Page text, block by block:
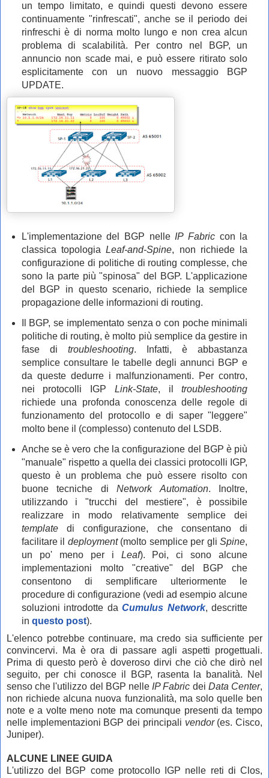
un tempo limitato, e quindi questi devono essere
continuamente "rinfrescati", anche se il periodo dei
rinfreschi è di norma molto lungo e non crea alcun
problema di scalabilità. Per contro nel BGP, un
annuncio non scade mai, e può essere ritirato solo
esplicitamente con un nuovo messaggio BGP
UPDATE.
L'implementazione del BGP nelle IP Fabric con la
classica topologiaLeaf-and-Spine, non richiede la
configurazione di politiche di routing complesse, che
sono la parte più "spinosa" del BGP. L'applicazione
del BGP in questo scenario, richiede la semplice
propagazione delle informazioni di routing.
Il BGP, se implementato senza o con poche minimali
politiche di routing, è molto più semplice da gestire in
fase di troubleshooting. Infatti, è abbastanza
semplice consultare le tabelle degli annunci BGP e
da queste dedurre i malfunzionamenti. Per contro,
nei protocolli IGP Link-State, iltroubleshooting
richiede una profonda conoscenza delle regole di
funzionamento del protocollo e di saper "leggere"
molto bene il (complesso) contenuto del LSDB.
Anche se è vero che la configurazione del BGP è più
"manuale" rispetto a quella dei classici protocolli IGP,
questo è un problema che può essere risolto con
buone tecniche diNetwork Automation. Inoltre,
utilizzando i "trucchi del mestiere", è possibile
realizzare in modo relativamente semplice dei
template di configurazione, che consentano di
facilitare il deployment (molto semplice per gliSpine,
un po' meno per i Leaf). Poi, ci sono alcune
implementazioni molto "creative" del BGP che
consentono di semplificare ulteriormente le
procedure di configurazione (vedi ad esempio alcune
soluzioni introdotte daCumulus Network, descritte
in questo post).
L'elenco potrebbe continuare, ma credo sia sufficiente per
convincervi. Ma è ora di passare agli aspetti progettuali.
Prima di questo però è doveroso dirvi che ciò che dirò nel
seguito, per chi conosce il BGP, rasenta la banalità. Nel
senso che l'utilizzo del BGP nelle IP Fabric dei Data Center,
non richiede alcuna nuova funzionalità, ma solo quelle ben
note e a volte meno note ma comunque presenti da tempo
nelle implementazioni BGP dei principali vendor (es. Cisco,
Juniper).
ALCUNE LINEE GUIDA
L'utilizzo del BGP come protocollo IGP nelle reti di Clos,